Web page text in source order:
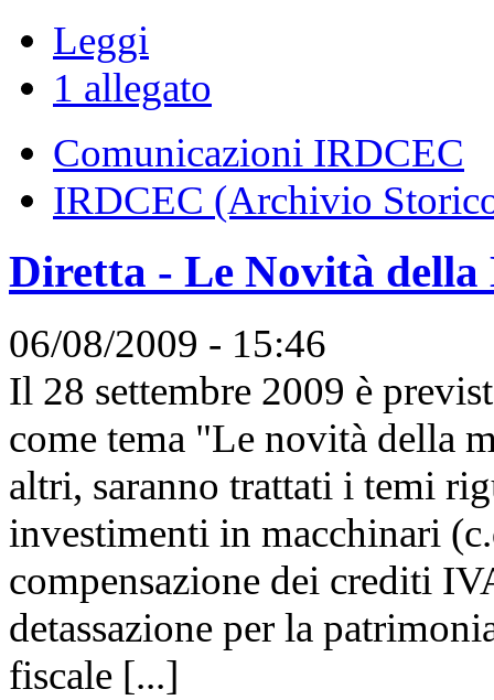
Leggi
1 allegato
Comunicazioni IRDCEC
IRDCEC (Archivio
Diretta - Le Novità
06/08/2009 - 15:46
Il 28 settembre 2009 è
come tema "Le novità della
altri, saranno trattati i temi
investimenti in macchinari
compensazione dei crediti
detassazione per la
fiscale [...]